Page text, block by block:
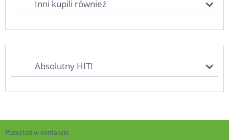
Inni kupili również
Absolutny HIT!
Pozostań w kontakcie